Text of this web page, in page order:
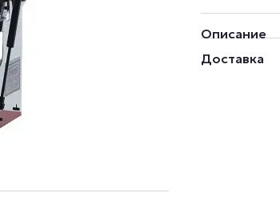
Описание
Доставка